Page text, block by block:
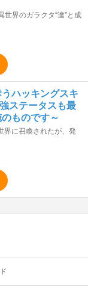
界のガラクタ“達”と成
ハッキングスキ
ステータスも最
ものです～
界に召喚されたが、発